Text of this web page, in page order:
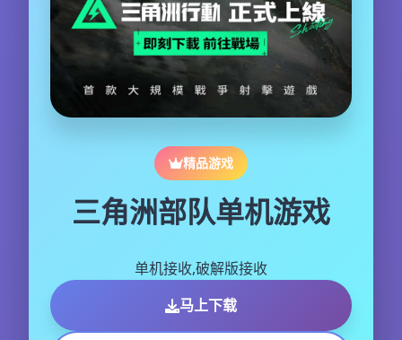
精品游戏
三角洲部队单机游戏
单机接收,破解版接收
马上下载